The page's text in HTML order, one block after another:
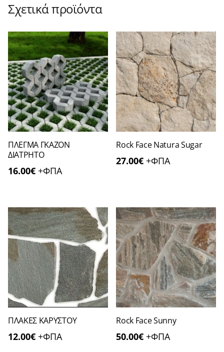
Σχετικά προϊόντα
ΠΛΕΓΜΑ ΓΚΑΖΟΝ
ΔΙΑΤΡΗΤΟ
16.00€ +ΦΠΑ
Rock Face Natura Sugar
27.00€ +ΦΠΑ
ΠΛΑΚΕΣ ΚΑΡΥΣΤΟΥ
12.00€ +ΦΠΑ
Rock Face Sunny
50.00€ +ΦΠΑ